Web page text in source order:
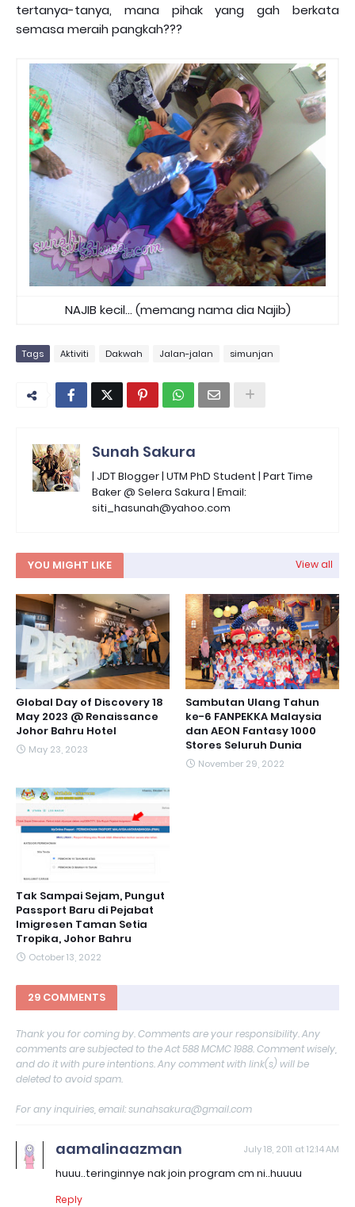
tertanya-tanya, mana pihak yang gah berkata
semasa meraih pangkah???
NAJIB kecil... (memang nama dia Najib)
Tags Aktiviti Dakwah Jalan-jalan simunjan
Sunah Sakura
| JDT Blogger | UTM PhD Student | Part Time
Baker @ Selera Sakura | Email:
siti_hasunah@yahoo.com
YOU MIGHT LIKE View all
Global Day of Discovery 18
May 2023 @ Renaissance
Johor Bahru Hotel
May 23, 2023
Sambutan Ulang Tahun
ke-6 FANPEKKA Malaysia
dan AEON Fantasy 1000
Stores Seluruh Dunia
November 29, 2022
Tak Sampai Sejam, Pungut
Passport Baru di Pejabat
Imigresen Taman Setia
Tropika, Johor Bahru
October 13, 2022
29 COMMENTS
Thank you for coming by. Comments are your responsibility. Any
comments are subjected to the Act 588 MCMC 1988. Comment wisely,
and do it with pure intentions. Any comment with link(s) will be
deleted to avoid spam.
For any inquiries, email: sunahsakura@gmail.com
aamalinaazman July 18, 2011 at 12:14 AM
huuu..teringinnye nak join program cm ni..huuuu
Reply